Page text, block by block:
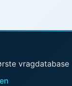
vragdatabase